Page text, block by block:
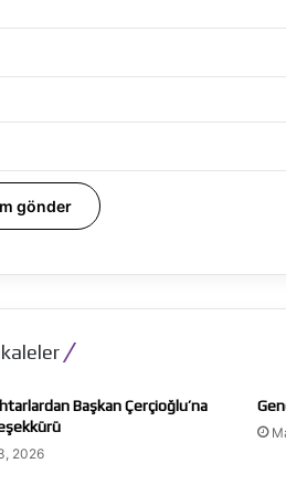
Başkan Çerçioğlu’na
2026